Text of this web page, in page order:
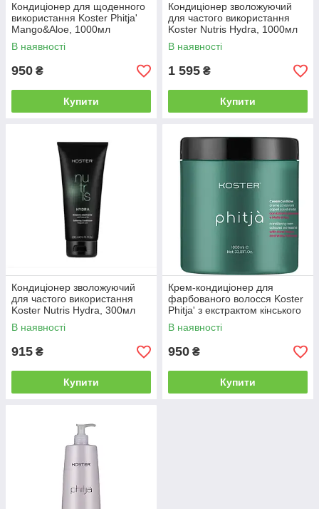
Кондиціонер для щоденного
використання Koster Phitja'
Mango&Aloe, 1000мл
(KOST20576)
В наявності
950 ₴
Купити
Кондиціонер зволожуючий
для частого використання
Koster Nutris Hydra, 1000мл
(KOST20675)
В наявності
1 595 ₴
Купити
Кондиціонер зволожуючий
для частого використання
Koster Nutris Hydra, 300мл
(KOST20682)
В наявності
915 ₴
Купити
Крем-кондиціонер для
фарбованого волосся Koster
Phitja' з екстрактом кінського
каштана та волоського горіха,
1000мл (KOST20361)
В наявності
950 ₴
Купити